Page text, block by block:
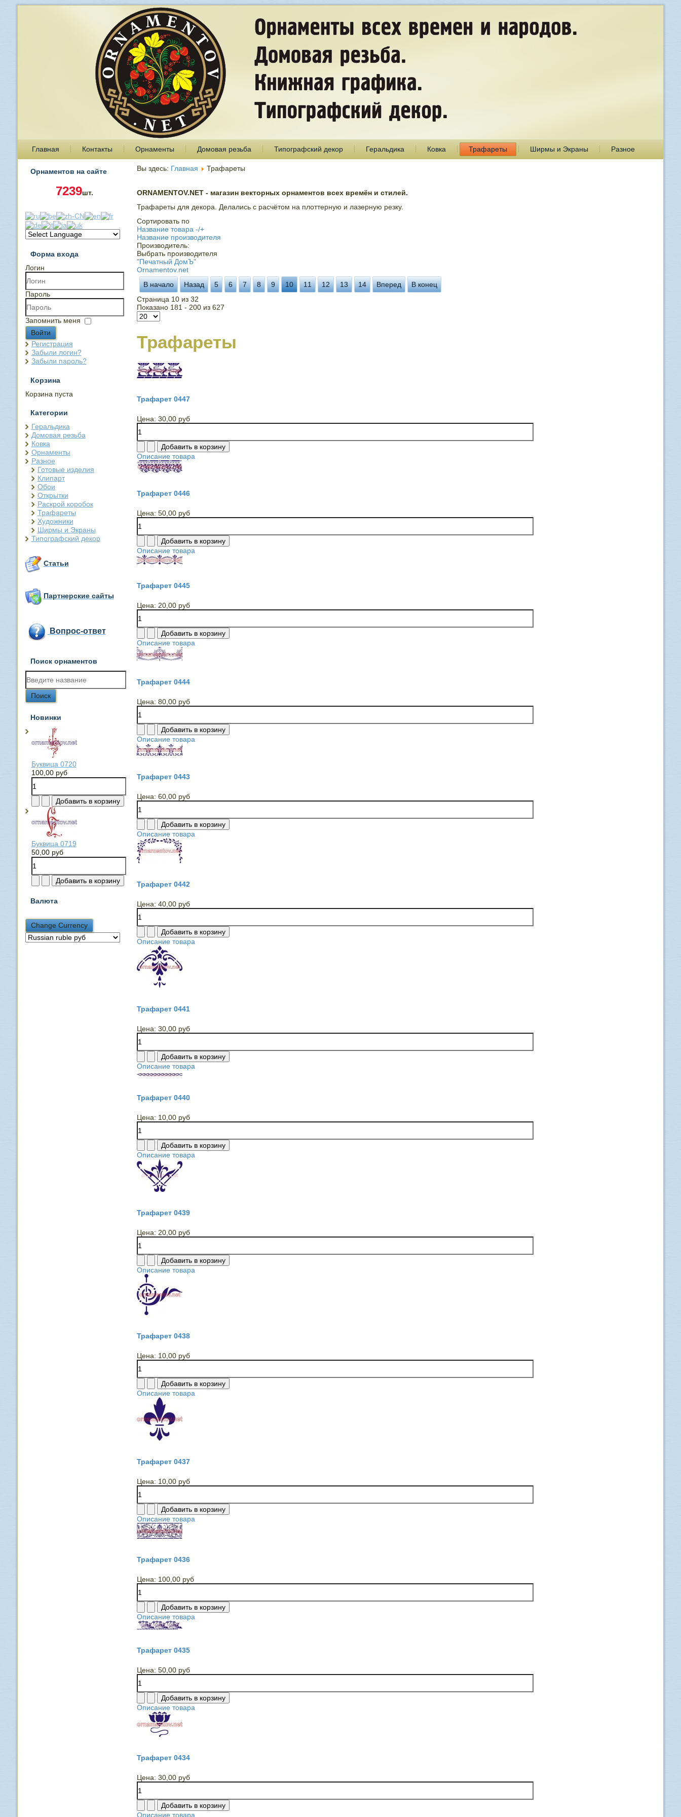
Главная Контакты Орнаменты Домовая резьба Типографский декор Геральдика Ковка Трафареты Ширмы и Экраны Разное
Орнаментов на сайте
7239шт.
Форма входа
Логин
Пароль
Запомнить меня
Войти
Регистрация
Забыли логин?
Забыли пароль?
Корзина
Корзина пуста
Категории
Геральдика
Домовая резьба
Ковка
Орнаменты
Разное
Готовые изделия
Клипарт
Обои
Открытки
Раскрой коробок
Трафареты
Художники
Ширмы и Экраны
Типографский декор
Статьи
Партнерские сайты
Вопрос-ответ
Поиск орнаментов
Новинки
Буквица 0720
100,00 руб
Буквица 0719
50,00 руб
Валюта
Вы здесь: Главная Трафареты
ORNAMENTOV.NET - магазин векторных орнаментов всех времён и стилей.
Трафареты для декора. Делались с расчётом на плоттерную и лазерную резку.
Сортировать по
Название товара -/+
Название производителя
Производитель:
Выбрать производителя
"Печатный ДомЪ"
Ornamentov.net
В начало
Назад 5 6 7 8 9 10 11 12 13 14 Вперед
В конец
Страница 10 из 32
Показано 181 - 200 из 627
Трафареты
Трафарет 0447
Цена: 30,00 руб
Описание товара
Трафарет 0446
Цена: 50,00 руб
Описание товара
Трафарет 0445
Цена: 20,00 руб
Описание товара
Трафарет 0444
Цена: 80,00 руб
Описание товара
Трафарет 0443
Цена: 60,00 руб
Описание товара
Трафарет 0442
Цена: 40,00 руб
Описание товара
Трафарет 0441
Цена: 30,00 руб
Описание товара
Трафарет 0440
Цена: 10,00 руб
Описание товара
Трафарет 0439
Цена: 20,00 руб
Описание товара
Трафарет 0438
Цена: 10,00 руб
Описание товара
Трафарет 0437
Цена: 10,00 руб
Описание товара
Трафарет 0436
Цена: 100,00 руб
Описание товара
Трафарет 0435
Цена: 50,00 руб
Описание товара
Трафарет 0434
Цена: 30,00 руб
Описание товара